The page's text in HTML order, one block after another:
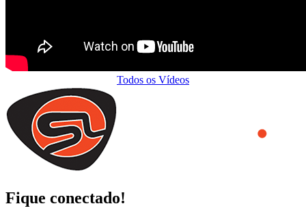
Todos os Vídeos
Fique conectado!